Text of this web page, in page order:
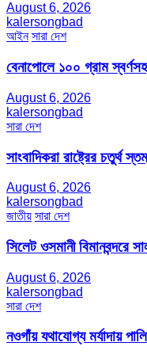
August 6, 2026
kalersongbad
আইন সারা দেশ
বেনাপোলে ১০০ গ্রাম
August 6, 2026
kalersongbad
সারা দেশ
সাংবাদিকরা রাষ্ট্রের
August 6, 2026
kalersongbad
জাতীয় সারা দেশ
সিলেট ওসমানী বিমানবন্দরে
August 6, 2026
kalersongbad
সারা দেশ
নওগাঁয় যথাযোগ্য মর্যাদায়